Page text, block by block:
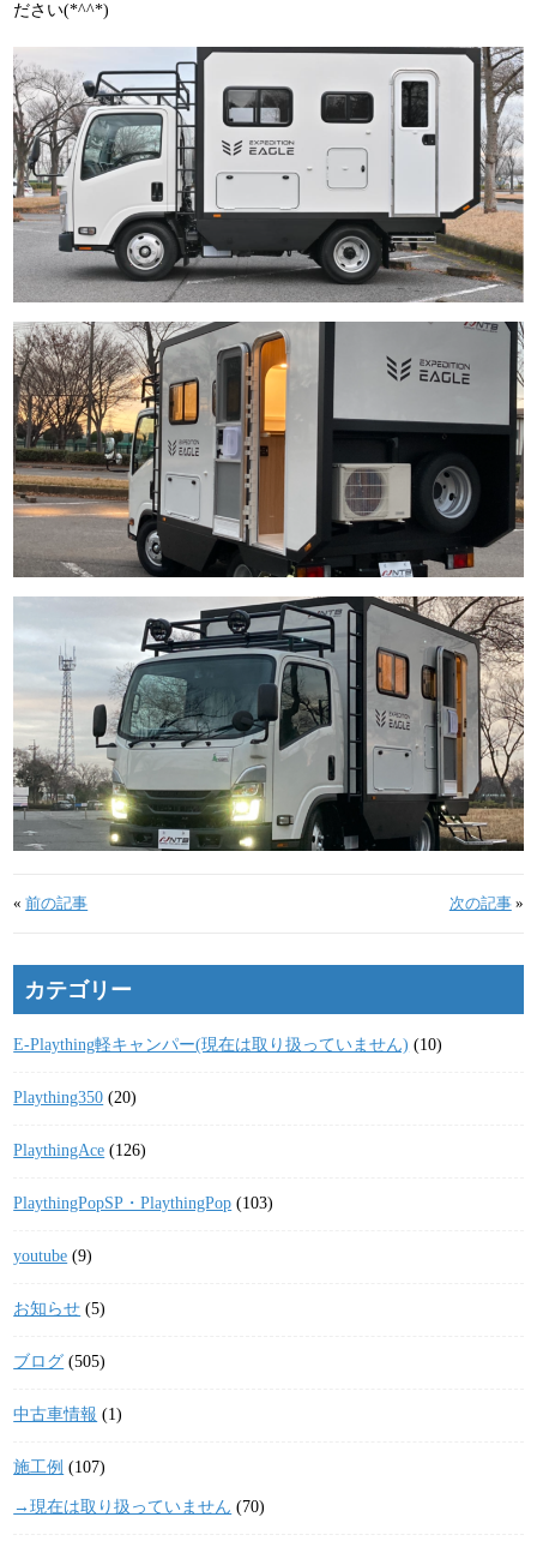
ださい(*^^*)
«前の記事 次の記事»
カテゴリー
E-Plaything軽キャンパー(現在は取り扱っていません) (10)
Plaything350 (20)
PlaythingAce (126)
PlaythingPopSP・PlaythingPop (103)
youtube (9)
お知らせ (5)
ブログ (505)
中古車情報 (1)
施工例 (107)
→現在は取り扱っていません (70)